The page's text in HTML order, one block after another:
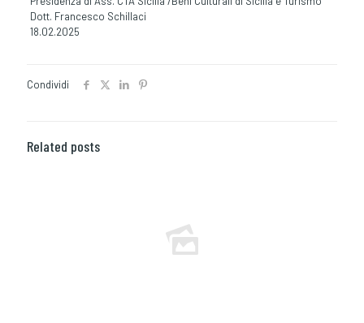
Dott. Francesco Schillaci
18.02.2025
Condividi
Related posts